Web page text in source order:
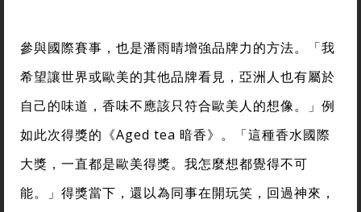
參與國際賽事，也是潘雨晴增強品牌力的方法。「我
希望讓世界或歐美的其他品牌看見，亞洲人也有屬於
自己的味道，香味不應該只符合歐美人的想像。」例
如此次得獎的《Aged tea 暗香》。「這種香水國際
大獎，一直都是歐美得獎。我怎麼想都覺得不可
能。」得獎當下，還以為同事在開玩笑，回過神來，